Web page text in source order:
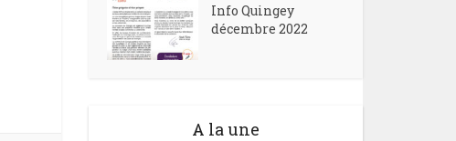
Info Quingey
décembre 2022
A la une